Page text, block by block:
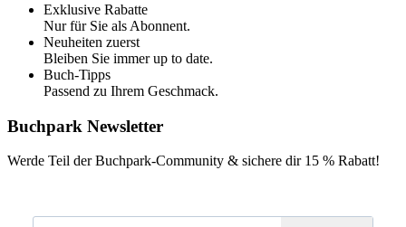
Exklusive Rabatte
Nur für Sie als Abonnent.
Neuheiten zuerst
Bleiben Sie immer up to date.
Buch-Tipps
Passend zu Ihrem Geschmack.
Buchpark Newsletter
Werde Teil der Buchpark-Community & sichere dir 15 % Rabatt!